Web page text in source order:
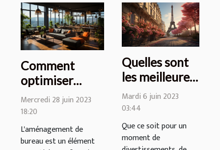
Comment
optimiser
l'aménagement
de bureau à
Lyon pour
favoriser la
Mercredi 28 juin 2023
18:20
L'aménagement de
bureau est un élément
Quelles sont
les meilleures
attractions à
visiter à Paris
?
Mardi 6 juin 2023
03:44
Que ce soit pour un
moment de